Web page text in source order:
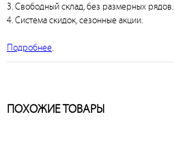
3. Свободный склад, без размерных рядов.
4. Система скидок, сезонные акции.
Подробнее.
ПОХОЖИЕ ТОВАРЫ